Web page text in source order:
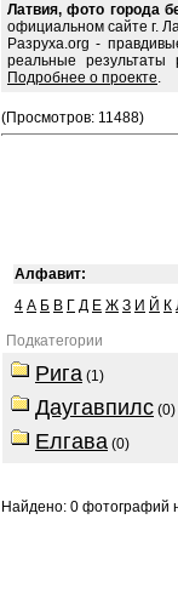
Латвия, фото города
официальном сайте г.
Разруха.org -
реальные
Подробнее о проекте.
(Просмотров: 11488)
Алфавит:
4 А Б В Г Д Е Ж З И Й К
Подкатегории
Рига (1)
Даугавпилс (0)
Елгава (0)
Найдено: 0 фотографий